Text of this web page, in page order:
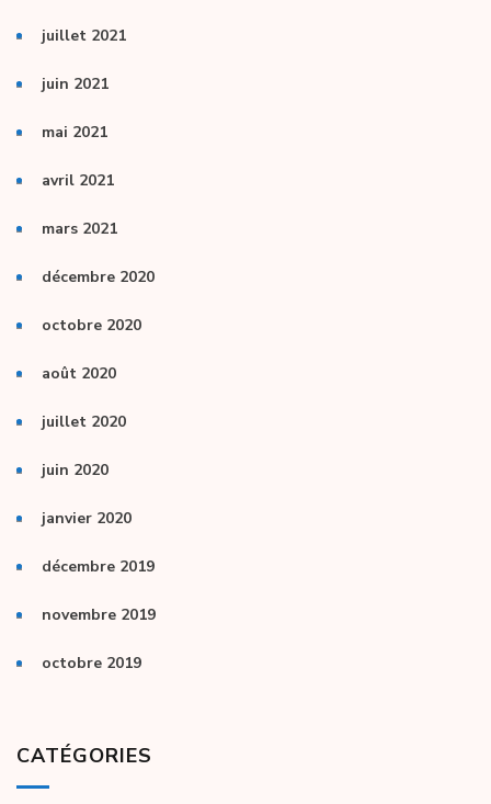
juillet 2021
juin 2021
mai 2021
avril 2021
mars 2021
décembre 2020
octobre 2020
août 2020
juillet 2020
juin 2020
janvier 2020
décembre 2019
novembre 2019
octobre 2019
CATÉGORIES